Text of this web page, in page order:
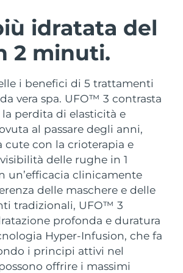
idratata del
2 minuti.
i benefici di 5 trattamenti
vera spa. UFO™ 3 contrasta
perdita di elasticità e
al passare degli anni,
cute con la crioterapia e
delle rughe in 1
un’efficacia clinicamente
delle maschere e delle
tradizionali, UFO™ 3
profonda e duratura
Hyper-Infusion, che fa
i principi attivi nel
offrire i massimi
4 pacchetto
aging massage
4 Plus
LED heating
4 Men
anti-aging massage
2 pacchetto
toning
2 go
toning on-the-go
2 eyes & lips
line smoothing device
3 pacchetto
facial hydration
3 LED
infrared and red light therapy
Igiene orale
4
silicone sonic toothbrush
4 plus
hybrid silicone sonic toothbrush
ANTI-AGE FAQ™
Trattamenti LED
NEW
Consegna stimata 8/7/26
Consegna stimata
Consegna stimata8/13/26
Consegna stimata
Consegna stimata8/12/26
Consegna stimata
Consegna stimata8/11/26
Consegna stimata